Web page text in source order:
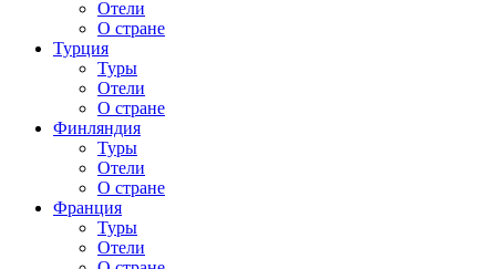
Отели
О стране
Турция
Туры
Отели
О стране
Финляндия
Туры
Отели
О стране
Франция
Туры
Отели